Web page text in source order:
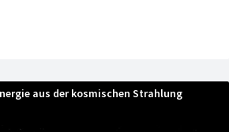
aus der kosmischen Strahlung